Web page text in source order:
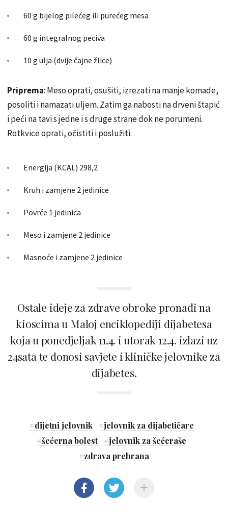
60 g bijelog pilećeg ili purećeg mesa
60 g integralnog peciva
10 g ulja (dvije čajne žlice)
Priprema: Meso oprati, osušiti, izrezati na manje komade,
posoliti i namazati uljem. Zatim ga nabosti na drveni štapić
i peći na tavi s jedne i s druge strane dok ne porumeni.
Rotkvice oprati, očistiti i poslužiti.
Energija (KCAL) 298,2
Kruh i zamjene 2 jedinice
Povrće 1 jedinica
Meso i zamjene 2 jedinice
Masnoće i zamjene 2 jedinice
Ostale ideje za zdrave obroke pronađi na
kioscima u Maloj enciklopediji dijabetesa
koja u ponedjeljak 11.4. i utorak 12.4. izlazi uz
24sata te donosi savjete i kliničke jelovnike za
dijabetes.
#dijetni jelovnik #jelovnik za dijabetičare
#šećerna bolest #jelovnik za šećeraše
#zdrava prehrana